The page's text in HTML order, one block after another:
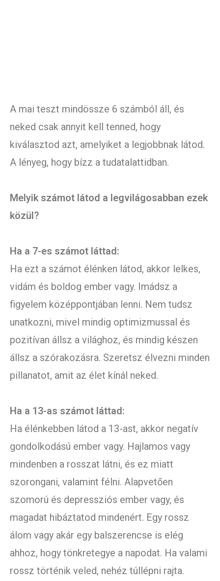
A mai teszt mindössze 6 számból áll, és
neked csak annyit kell tenned, hogy
kiválasztod azt, amelyiket a legjobbnak látod.
A lényeg, hogy bízz a tudatalattidban.
Melyik számot látod a legvilágosabban ezek
közül?
Ha a 7-es számot láttad:
Ha ezt a számot élénken látod, akkor lelkes,
vidám és boldog ember vagy. Imádsz a
figyelem középpontjában lenni. Nem tudsz
unatkozni, mivel mindig optimizmussal és
pozitívan állsz a világhoz, és mindig készen
állsz a szórakozásra. Szeretsz élvezni minden
pillanatot, amit az élet kínál neked.
Ha a 13-as számot láttad:
Ha élénkebben látod a 13-ast, akkor negatív
gondolkodású ember vagy. Hajlamos vagy
mindenben a rosszat látni, és ez miatt
szorongani, valamint félni. Alapvetően
szomorú és depressziós ember vagy, és
magadat hibáztatod mindenért. Egy rossz
álom vagy akár egy balszerencse is elég
ahhoz, hogy tönkretegye a napodat. Ha valami
rossz történik veled, nehéz túllépni rajta.